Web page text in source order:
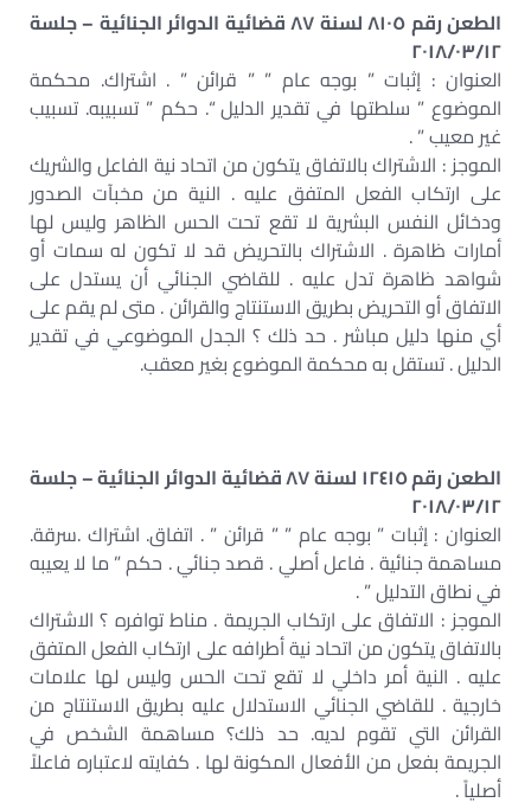
الطعن رقم ٨١٠٥ لسنة ٨٧ قضائية الدوائر الجنائية – جلسة
٢٠١٨/٠٣/١٢
العنوان : إثبات ” بوجه عام ” ” قرائن ” . اشتراك. محكمة
الموضوع ” سلطتها في تقدير الدليل “. حكم ” تسبيبه. تسبيب
غير معيب ” .
الموجز : الاشتراك بالاتفاق يتكون من اتحاد نية الفاعل والشريك
على ارتكاب الفعل المتفق عليه . النية من مخبآت الصدور
ودخائل النفس البشرية لا تقع تحت الحس الظاهر وليس لها
أمارات ظاهرة . الاشتراك بالتحريض قد لا تكون له سمات أو
شواهد ظاهرة تدل عليه . للقاضي الجنائي أن يستدل على
الاتفاق أو التحريض بطريق الاستنتاج والقرائن . متى لم يقم على
أي منها دليل مباشر . حد ذلك ؟ الجدل الموضوعي في تقدير
الدليل . تستقل به محكمة الموضوع بغير معقب.
الطعن رقم ١٢٤١٥ لسنة ٨٧ قضائية الدوائر الجنائية – جلسة
٢٠١٨/٠٣/١٢
العنوان : إثبات ” بوجه عام ” ” قرائن ” . اتفاق. اشتراك .سرقة.
مساهمة جنائية . فاعل أصلي . قصد جنائي . حكم ” ما لا يعيبه
في نطاق التدليل ” .
الموجز : الاتفاق على ارتكاب الجريمة . مناط توافره ؟ الاشتراك
بالاتفاق يتكون من اتحاد نية أطرافه على ارتكاب الفعل المتفق
عليه . النية أمر داخلي لا تقع تحت الحس وليس لها علامات
خارجية . للقاضي الجنائي الاستدلال عليه بطريق الاستنتاج من
القرائن التي تقوم لديه. حد ذلك؟ مساهمة الشخص في
الجريمة بفعل من الأفعال المكونة لها . كفايته لاعتباره فاعلاً
أصلياً .